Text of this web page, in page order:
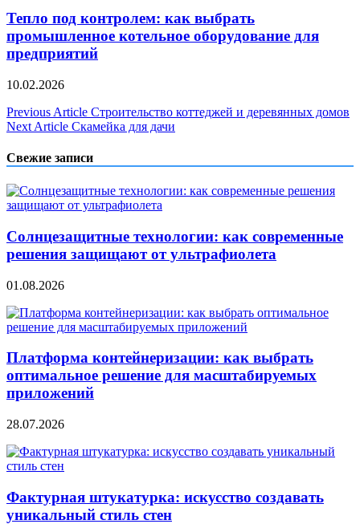
Тепло под контролем: как выбрать
промышленное котельное оборудование для
предприятий
10.02.2026
Навигация
по
записям
Previous Article Строительство коттеджей и деревянных домов
Next Article Скамейка для дачи
Свежие записи
Солнцезащитные технологии: как современные
решения защищают от ультрафиолета
01.08.2026
Платформа контейнеризации: как выбрать
оптимальное решение для масштабируемых
приложений
28.07.2026
Фактурная штукатурка: искусство создавать
уникальный стиль стен